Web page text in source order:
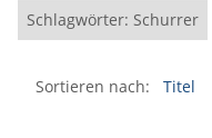
Schlagwörter: Schurrer
Sortieren nach: Titel